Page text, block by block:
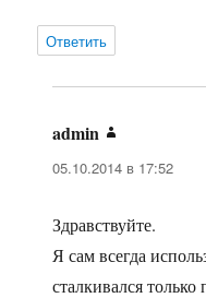
Ответить
admin
05.10.2014 в 17:52
Здравствуйте.
Я сам всегда
сталкивался